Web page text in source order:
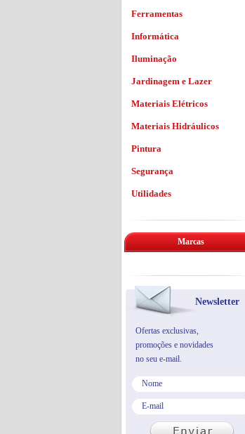
Ferramentas
Informática
Iluminação
Jardinagem e Lazer
Materiais Elétricos
Materiais Hidráulicos
Pintura
Segurança
Utilidades
Marcas
Newsletter
Ofertas exclusivas,
promoções e novidades
no seu e-mail.